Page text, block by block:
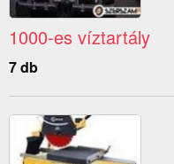
1000-es víztartály
7 db